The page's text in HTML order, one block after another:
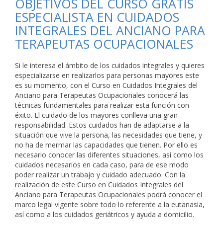
OBJETIVOS DEL CURSO GRATIS
ESPECIALISTA EN CUIDADOS
INTEGRALES DEL ANCIANO PARA
TERAPEUTAS OCUPACIONALES
Si le interesa el ámbito de los cuidados integrales y quieres
especializarse en realizarlos para personas mayores este
es su momento, con el Curso en Cuidados Integrales del
Anciano para Terapeutas Ocupacionales conocerá las
técnicas fundamentales para realizar esta función con
éxito. El cuidado de los mayores conlleva una gran
responsabilidad. Estos cuidados han de adaptarse a la
situación que vive la persona, las necesidades que tiene, y
no ha de mermar las capacidades que tienen. Por ello es
necesario conocer las diferentes situaciones, así como los
cuidados necesarios en cada caso, para de ese modo
poder realizar un trabajo y cuidado adecuado. Con la
realización de este Curso en Cuidados Integrales del
Anciano para Terapeutas Ocupacionales podrá conocer el
marco legal vigente sobre todo lo referente a la eutanasia,
así como a los cuidados geriátricos y ayuda a domicilio.